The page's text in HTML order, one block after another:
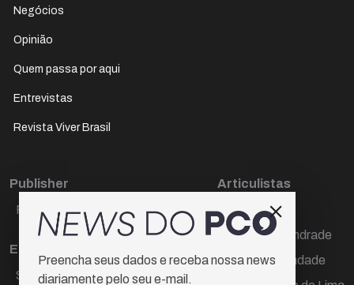
Negócios
Opinião
Quem passa por aqui
Entrevistas
Revista Viver Brasil
Publisher
Paulo Cesar de Oliveira
Editora Chefe
Sueli Cotta
Articulistas
Décio Freire
Dr Marcos Andrade
Hamilton Trindade
Preencha seus dados e receba nossa news
diariamente pelo seu e-mail.